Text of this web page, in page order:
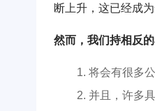
断上升，这已经成
然而，我们持相反的
将会有很多
并且，许多